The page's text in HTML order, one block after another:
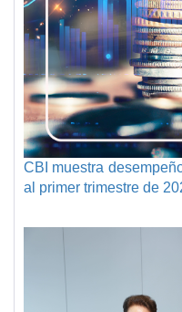
CBI muestra
al primer trimestre de